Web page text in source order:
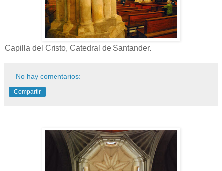
Capilla del Cristo, Catedral de Santander.
No hay comentarios:
Compartir